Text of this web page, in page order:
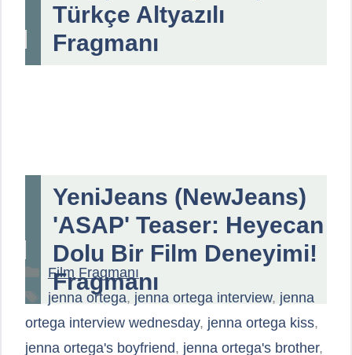
Türkçe Altyazılı
Fragmanı
YeniJeans (NewJeans)
'ASAP' Teaser: Heyecan
Dolu Bir Film Deneyimi!
Fragmanı
Kategoriler
Film Fragmanı
Etiketler
jenna ortega, jenna ortega interview, jenna
ortega interview wednesday, jenna ortega kiss,
jenna ortega's boyfriend, jenna ortega's brother,